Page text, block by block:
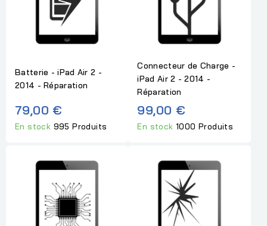
Batterie - iPad Air 2 -
2014 - Réparation
79,00 €
En stock 995 Produits
Connecteur de Charge -
iPad Air 2 - 2014 -
Réparation
99,00 €
En stock1000 Produits